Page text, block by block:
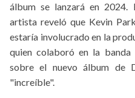
álbum se lanzará en 2024.
artista reveló que Kevin
estaría involucrado en la
quien colaboró en la banda
sobre el nuevo álbum de
"increíble".